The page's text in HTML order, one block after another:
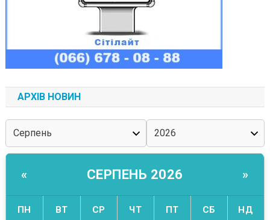
АРХІВ НОВИН
« СЕРПЕНЬ 2026 »
ПН ВТ СР ЧТ ПТ СБ НД